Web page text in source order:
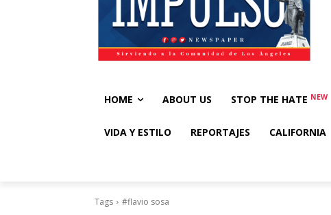
HOME ABOUT US STOP THE HATE NEW
VIDA Y ESTILO REPORTAJES CALIFORNIA
Tags #flavio sosa